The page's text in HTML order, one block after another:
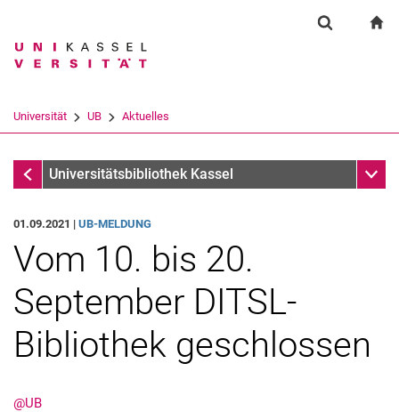
Springe direkt zu: Inhalt
Springe direkt zu: Suche
Springe direkt zu:
Suchbegriff
Suchen (öffnet externen Link in einem
Universität UB Aktuelles
AktuellesUniversitätsbibliothek Kassel
01.09.2021 | UB-MELDUNG
Vom 10. bis 20.
September DITSL-
Bibliothek geschlossen
@UB